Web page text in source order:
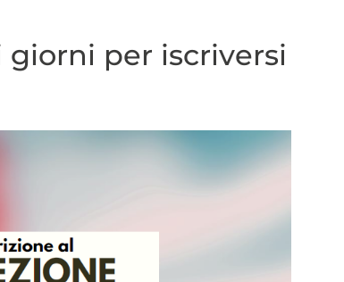
giorni per iscriversi